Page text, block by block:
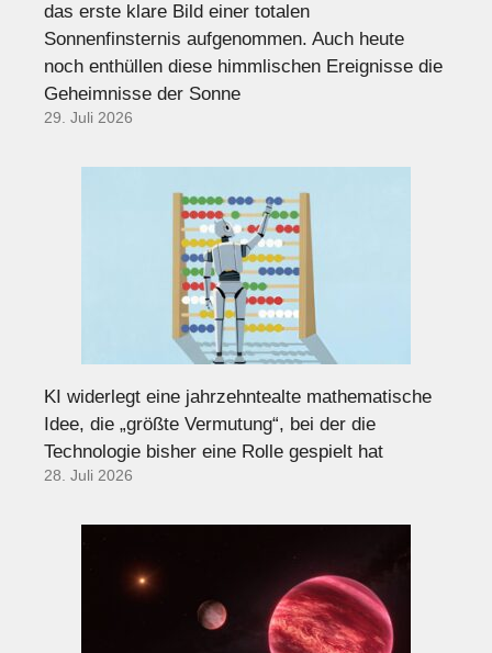
das erste klare Bild einer totalen
Sonnenfinsternis aufgenommen. Auch heute
noch enthüllen diese himmlischen Ereignisse die
Geheimnisse der Sonne
29. Juli 2026
KI widerlegt eine jahrzehntealte mathematische
Idee, die „größte Vermutung“, bei der die
Technologie bisher eine Rolle gespielt hat
28. Juli 2026